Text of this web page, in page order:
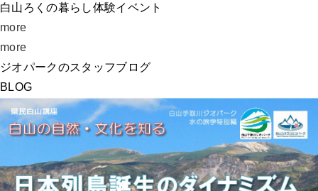
白山ろくの暮らし体験イベント
more
more
ジオパークのスタッフブログ
BLOG